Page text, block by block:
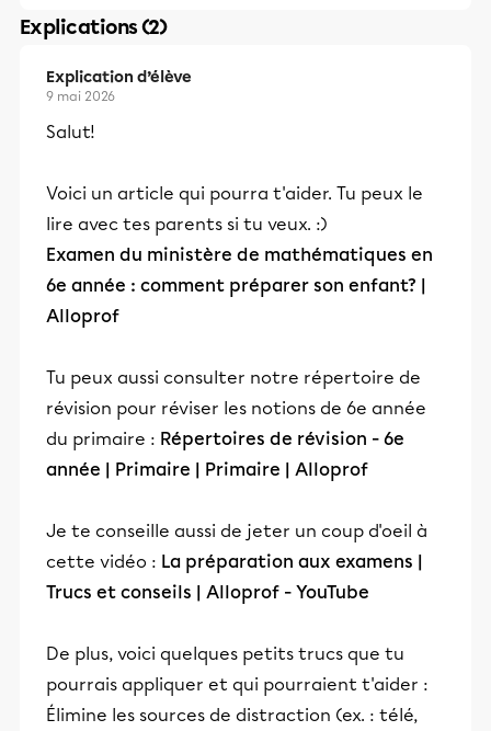
Explications (2)
Explication d’élève
9 mai 2026
Salut!
Voici un article qui pourra t'aider. Tu peux le
lire avec tes parents si tu veux. :)
Examen du ministère de mathématiques en
6e année : comment préparer son enfant? |
Alloprof
Tu peux aussi consulter notre répertoire de
révision pour réviser les notions de 6e année
du primaire : Répertoires de révision - 6e
année | Primaire | Primaire | Alloprof
Je te conseille aussi de jeter un coup d'oeil à
cette vidéo : La préparation aux examens |
Trucs et conseils | Alloprof - YouTube
De plus, voici quelques petits trucs que tu
pourrais appliquer et qui pourraient t'aider :
Élimine les sources de distraction (ex. : télé,